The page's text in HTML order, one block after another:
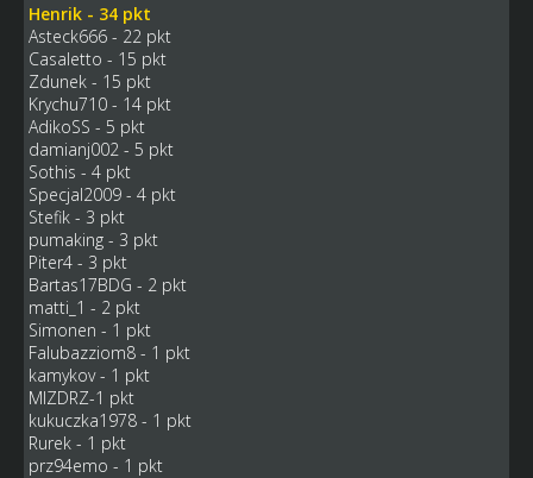
Henrik - 34 pkt
Asteck666 - 22 pkt
Casaletto - 15 pkt
Zdunek - 15 pkt
Krychu710 - 14 pkt
AdikoSS - 5 pkt
damianj002 - 5 pkt
Sothis - 4 pkt
Specjal2009 - 4 pkt
Stefik - 3 pkt
pumaking - 3 pkt
Piter4 - 3 pkt
Bartas17BDG - 2 pkt
matti_1 - 2 pkt
Simonen - 1 pkt
Falubazziom8 - 1 pkt
kamykov - 1 pkt
MIZDRZ-1 pkt
kukuczka1978 - 1 pkt
Rurek - 1 pkt
prz94emo - 1 pkt